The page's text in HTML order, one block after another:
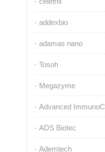
addexbio
adamas nano
Tosoh
Megazyme
Advanced
ADS Biotec
Ademtech